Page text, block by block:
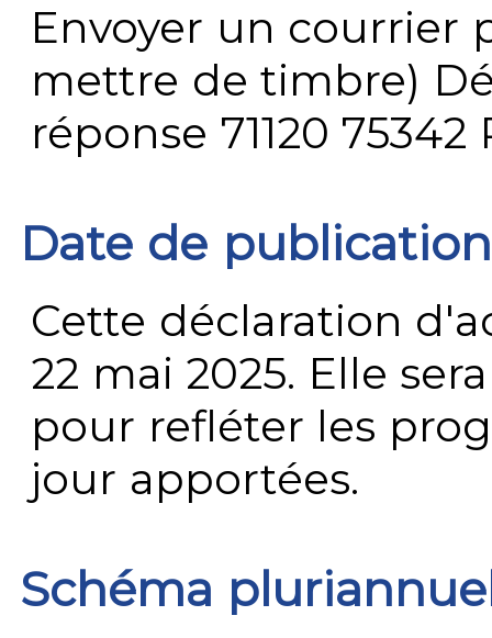
Envoyer un courrier
mettre de timbre)
réponse 71120 75342
Date de publication
Cette déclaration
22 mai 2025. Elle
pour refléter les
jour apportées.
Schéma